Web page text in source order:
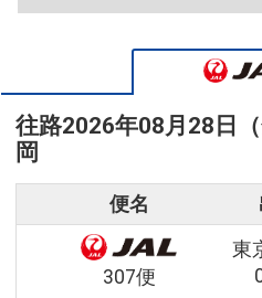
往路2026年08月28日（
岡
便名
307便
東